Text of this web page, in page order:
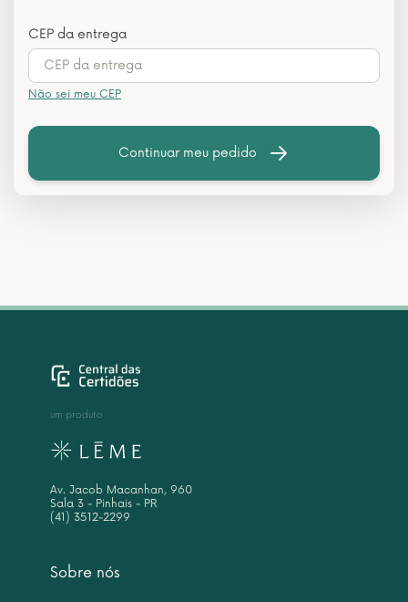
CEP da entrega
Não sei meu CEP
Continuar meu pedido
Sobre nós
um produto
Av. Jacob Macanhan, 960
Sala 3 - Pinhais - PR
(41) 3512-2299